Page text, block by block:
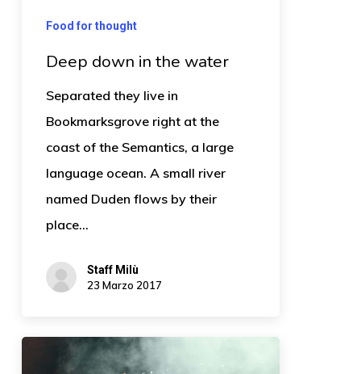
Food for thought
Deep down in the water
Separated they live in
Bookmarksgrove right at the
coast of the Semantics, a large
language ocean. A small river
named Duden flows by their
place…
Staff Milù
23 Marzo 2017